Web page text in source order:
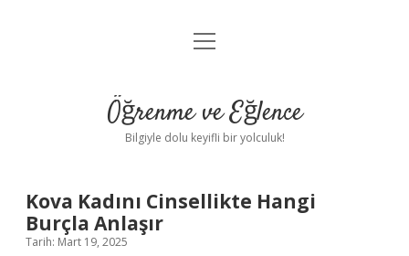
Anasayfa
Yasal Uyarı
menüyü
Öğrenme ve Eğlence
Bilgiyle dolu keyifli bir yolculuk!
Kova Kadını Cinsellikte Hangi
Burçla Anlaşır
Tarih: Mart 19, 2025